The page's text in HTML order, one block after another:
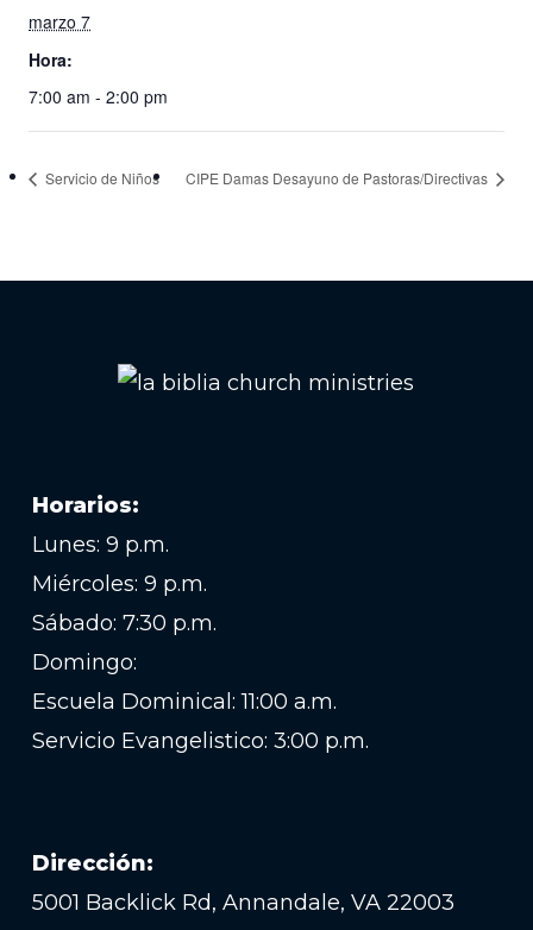
marzo 7
Hora:
7:00 am - 2:00 pm
Servicio de Niños CIPE Damas Desayuno de Pastoras/Directivas
Horarios:
Lunes: 9 p.m.
Miércoles: 9 p.m.
Sábado: 7:30 p.m.
Domingo:
Escuela Dominical: 11:00 a.m.
Servicio Evangelistico: 3:00 p.m.
Dirección:
5001 Backlick Rd, Annandale, VA 22003